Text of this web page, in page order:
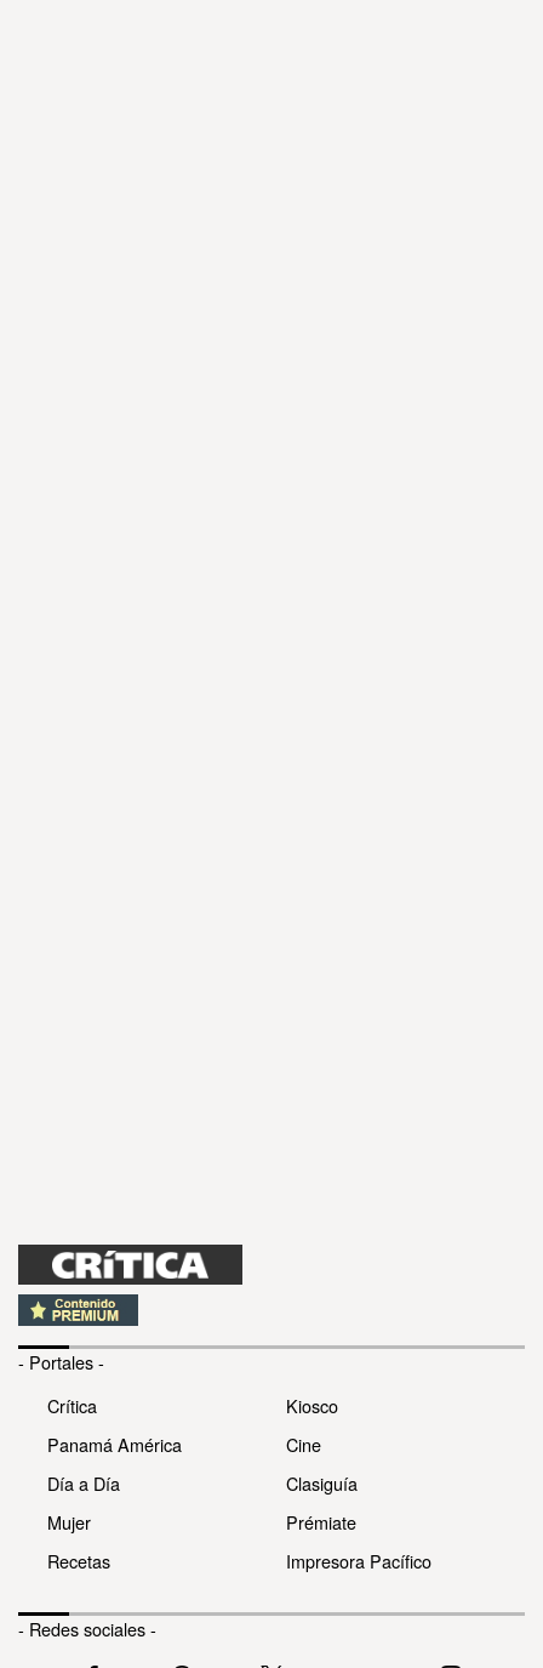
- Portales -
Crítica
Panamá América
Día a Día
Mujer
Recetas
Kiosco
Cine
Clasiguía
Prémiate
Impresora Pacífico
- Redes sociales -